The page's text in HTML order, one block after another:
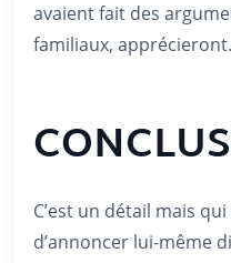
avaient fait des
familiaux, apprécieront.
C’est un détail mais
d’annoncer lui-même